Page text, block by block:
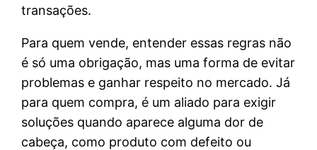
transações.
Para quem vende, entender essas regras não
é só uma obrigação, mas uma forma de evitar
problemas e ganhar respeito no mercado. Já
para quem compra, é um aliado para exigir
soluções quando aparece alguma dor de
cabeça, como produto com defeito ou